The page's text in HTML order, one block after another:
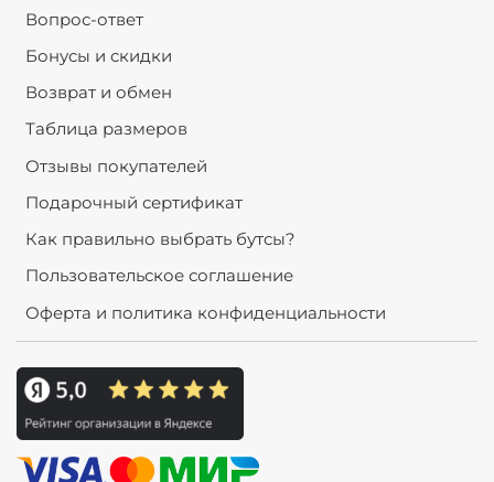
Вопрос-ответ
Бонусы и скидки
Возврат и обмен
Таблица размеров
Отзывы покупателей
Подарочный сертификат
Как правильно выбрать бутсы?
Пользовательское соглашение
Оферта и политика конфиденциальности